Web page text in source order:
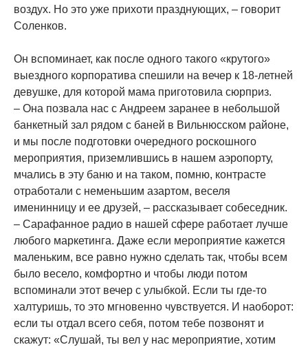
воздух. Но это уже прихоти празднующих, – говорит
Соленков.
Он вспоминает, как после одного такого «крутого»
выездного корпоратива спешили на вечер к 18-летней
девушке, для которой мама приготовила сюрприз.
– Она позвала нас с Андреем заранее в небольшой
банкетный зал рядом с баней в Вильнюсском районе,
и мы после подготовки очередного роскошного
мероприятия, приземлившись в нашем аэропорту,
мчались в эту баню и на таком, помню, контрасте
отработали с неменьшим азартом, веселя
именинницу и ее друзей, – рассказывает собеседник.
– Сарафанное радио в нашей сфере работает лучше
любого маркетинга. Даже если мероприятие кажется
маленьким, все равно нужно сделать так, чтобы всем
было весело, комфортно и чтобы люди потом
вспоминали этот вечер с улыбкой. Если ты где-то
халтуришь, то это мгновенно чувствуется. И наоборот:
если ты отдал всего себя, потом тебе позвонят и
скажут: «Слушай, ты вел у нас мероприятие, хотим